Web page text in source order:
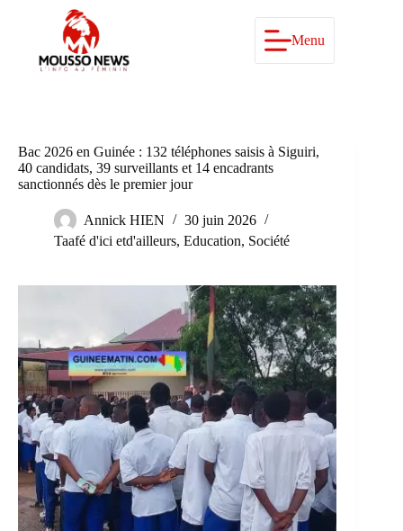
Menu
Bac 2026 en Guinée : 132 téléphones saisis à Siguiri,
40 candidats, 39 surveillants et 14 encadrants
sanctionnés dès le premier jour
Annick HIEN
30 juin 2026
Taafé d'ici etd'ailleurs, Education, Société